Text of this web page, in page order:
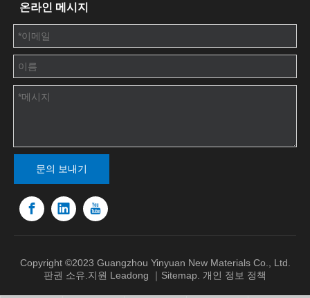
온라인 메시지
문의 보내기
Copyright ©2023 Guangzhou Yinyuan New Materials Co., Ltd.
판권 소유.지원 Leadong ｜ Sitemap 개인 정보 정책